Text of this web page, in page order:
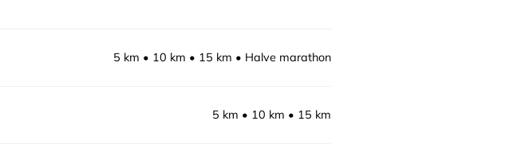
5 km 10 km 15 km Halve marathon
5 km 10 km 15 km